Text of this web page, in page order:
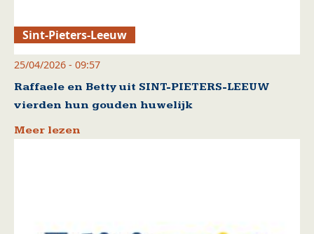
Sint-Pieters-Leeuw
25/04/2026 - 09:57
Raffaele en Betty uit SINT-PIETERS-LEEUW
vierden hun gouden huwelijk
Meer lezen